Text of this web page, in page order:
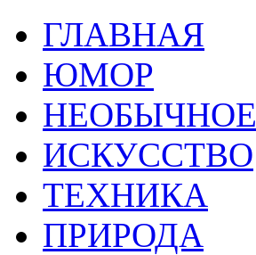
ГЛАВНАЯ
ЮМОР
НЕОБЫЧНОЕ
ИСКУССТВО
ТЕХНИКА
ПРИРОДА